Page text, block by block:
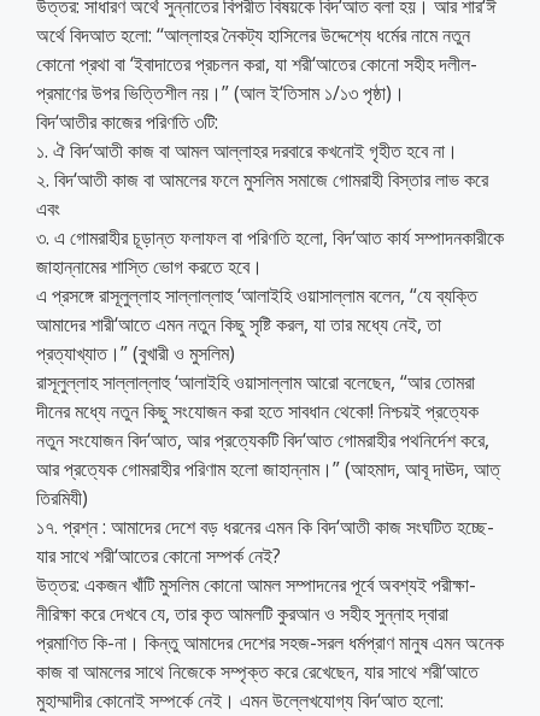
উত্তর: সাধারণ অর্থে সুন্নাতের বিপরীত বিষয়কে বিদ‘আত বলা হয়। আর শার‘ঈ
অর্থে বিদআত হলো: ‘‘আল্লাহর নৈকট্য হাসিলের উদ্দেশ্যে ধর্মের নামে নতুন
কোনো প্রথা বা ‘ইবাদাতের প্রচলন করা, যা শরী‘আতের কোনো সহীহ দলীল-
প্রমাণের উপর ভিত্তিশীল নয়।” (আল ই‘তিসাম ১/১৩ পৃষ্ঠা)।
বিদ‘আতীর কাজের পরিণতি ৩টি:
১. ঐ বিদ‘আতী কাজ বা আমল আল্লাহর দরবারে কখনোই গৃহীত হবে না।
২. বিদ‘আতী কাজ বা আমলের ফলে মুসলিম সমাজে গোমরাহী বিস্তার লাভ করে
এবং
৩. এ গোমরাহীর চূড়ান্ত ফলাফল বা পরিণতি হলো, বিদ‘আত কার্য সম্পাদনকারীকে
জাহান্নামের শাস্তি ভোগ করতে হবে।
এ প্রসঙ্গে রাসূলুল্লাহ সাল্লাল্লাহু ‘আলাইহি ওয়াসাল্লাম বলেন, “যে ব্যক্তি
আমাদের শারী‘আতে এমন নতুন কিছু সৃষ্টি করল, যা তার মধ্যে নেই, তা
প্রত্যাখ্যাত।” (বুখারী ও মুসলিম)
রাসূলুল্লাহ সাল্লাল্লাহু ‘আলাইহি ওয়াসাল্লাম আরো বলেছেন, “আর তোমরা
দীনের মধ্যে নতুন কিছু সংযোজন করা হতে সাবধান থেকো! নিশ্চয়ই প্রত্যেক
নতুন সংযোজন বিদ‘আত, আর প্রত্যেকটি বিদ‘আত গোমরাহীর পথনির্দেশ করে,
আর প্রত্যেক গোমরাহীর পরিণাম হলো জাহান্নাম।” (আহমাদ, আবূ দাঊদ, আত্
তিরমিযী)
১৭. প্রশ্ন : আমাদের দেশে বড় ধরনের এমন কি বিদ‘আতী কাজ সংঘটিত হচ্ছে-
যার সাথে শরী‘আতের কোনো সম্পর্ক নেই?
উত্তর: একজন খাঁটি মুসলিম কোনো আমল সম্পাদনের পূর্বে অবশ্যই পরীক্ষা-
নীরিক্ষা করে দেখবে যে, তার কৃত আমলটি কুরআন ও সহীহ সুন্নাহ দ্বারা
প্রমাণিত কি-না। কিন্তু আমাদের দেশের সহজ-সরল ধর্মপ্রাণ মানুষ এমন অনেক
কাজ বা আমলের সাথে নিজেকে সম্পৃক্ত করে রেখেছেন, যার সাথে শরী‘আতে
মুহাম্মাদীর কোনোই সম্পর্কে নেই। এমন উল্লেখযোগ্য বিদ‘আত হলো: